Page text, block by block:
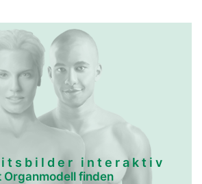
interaktiv
Organmodell finden